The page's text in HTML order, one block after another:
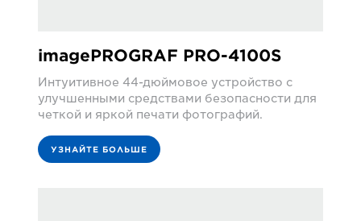
imagePROGRAF PRO-4100S
Интуитивное 44-дюймовое устройство с
улучшенными средствами безопасности для
четкой и яркой печати фотографий.
УЗНАЙТЕ БОЛЬШЕ